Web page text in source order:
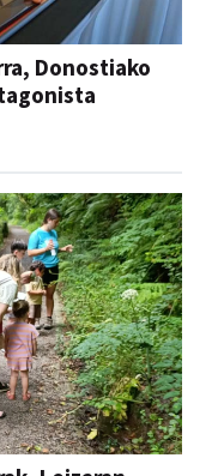
Donostiako